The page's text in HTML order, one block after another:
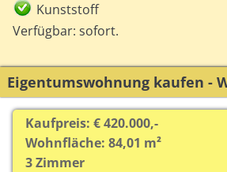
Kunststoff
Verfügbar: sofort.
Eigentumswohnung kaufen -
Kaufpreis: € 420.000,-
Wohnfläche: 84,01 m²
3 Zimmer